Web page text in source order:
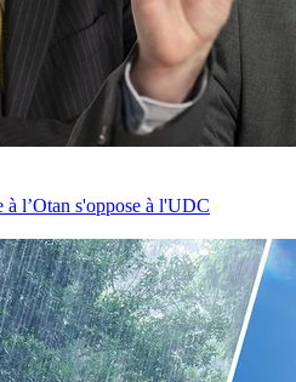
à l’Otan s'oppose à l'UDC